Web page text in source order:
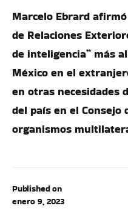
Published on
enero 9, 2023
Marcelo Ebrard
de Relaciones
de inteligencia” más
México en el
en otras necesidades
del país en el Consejo
organismos